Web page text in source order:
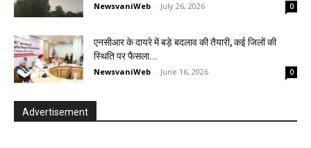
NewsvaniWeb - July 26, 2026 0
एनसीआर के दायरे में बड़े बदलाव की तैयारी, कई जिलों की
स्थिति पर फैसला...
NewsvaniWeb - June 16, 2026 0
Advertisement